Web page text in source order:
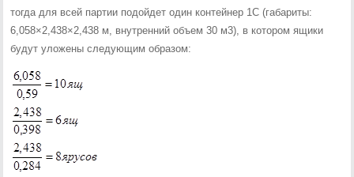
тогда для всей партии подойдет один контейнер 1С (габариты:
6,058×2,438×2,438 м, внутренний объем 30 м3), в котором ящики
будут уложены следующим образом: